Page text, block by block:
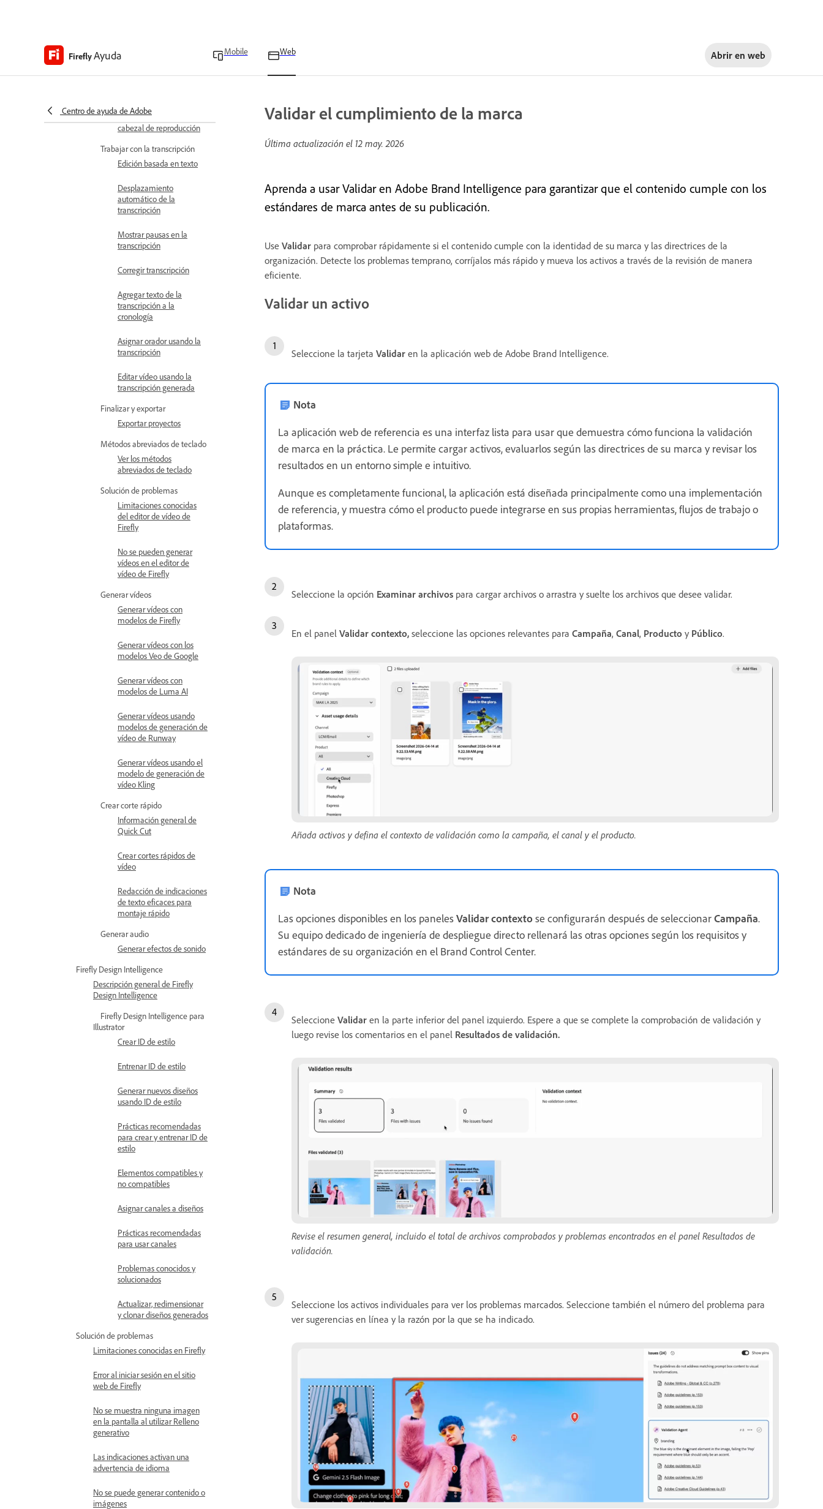
FireflyAyuda Mobile Web Abrir en web
Centro de ayuda de Adobe
Recortar final hasta el
cabezal de reproducción
Trabajar con la transcripción
Edición basada en texto
Desplazamiento
automático de la
transcripción
Mostrar pausas en la
transcripción
Corregir transcripción
Agregar texto de la
transcripción a la
cronología
Asignar orador usando la
transcripción
Editar vídeo usando la
transcripción generada
Finalizar y exportar
Exportar proyectos
Métodos abreviados de teclado
Ver los métodos
abreviados de teclado
Solución de problemas
Limitaciones conocidas
del editor de vídeo de
Firefly
No se pueden generar
vídeos en el editor de
vídeo de Firefly
Generar vídeos
Generar vídeos con
modelos de Firefly
Generar vídeos con los
modelos Veo de Google
Generar vídeos con
modelos de Luma AI
Generar vídeos usando
modelos de generación de
vídeo de Runway
Generar vídeos usando el
modelo de generación de
vídeo Kling
Crear corte rápido
Información general de
Quick Cut
Crear cortes rápidos de
vídeo
Redacción de indicaciones
de texto eficaces para
montaje rápido
Generar audio
Generar efectos de sonido
Firefly Design Intelligence
Descripción general de Firefly
Design Intelligence
Firefly Design Intelligence para
Illustrator
Crear ID de estilo
Entrenar ID de estilo
Generar nuevos diseños
usando ID de estilo
Prácticas recomendadas
para crear y entrenar ID de
estilo
Elementos compatibles y
no compatibles
Asignar canales a diseños
Prácticas recomendadas
para usar canales
Problemas conocidos y
solucionados
Actualizar, redimensionar
y clonar diseños generados
Solución de problemas
Limitaciones conocidas en Firefly
Error al iniciar sesión en el sitio
web de Firefly
No se muestra ninguna imagen
en la pantalla al utilizar Relleno
generativo
Las indicaciones activan una
advertencia de idioma
No se puede generar contenido o
imágenes
Validar el cumplimiento de la marca
Última actualización el 12 may. 2026
Aprenda a usar Validar en Adobe Brand Intelligence para garantizar que el contenido cumple con los
estándares de marca antes de su publicación.
Use Validar para comprobar rápidamente si el contenido cumple con la identidad de su marca y las directrices de la
organización. Detecte los problemas temprano, corríjalos más rápido y mueva los activos a través de la revisión de manera
eficiente.
Validar un activo
Seleccione la tarjeta Validar en la aplicación web de Adobe Brand Intelligence.
Nota
La aplicación web de referencia es una interfaz lista para usar que demuestra cómo funciona la validación
de marca en la práctica. Le permite cargar activos, evaluarlos según las directrices de su marca y revisar los
resultados en un entorno simple e intuitivo.
Aunque es completamente funcional, la aplicación está diseñada principalmente como una implementación
de referencia, y muestra cómo el producto puede integrarse en sus propias herramientas, flujos de trabajo o
plataformas.
Seleccione la opción Examinar archivos para cargar archivos o arrastra y suelte los archivos que desee validar.
En el panel Validar contexto, seleccione las opciones relevantes para Campaña, Canal, Producto y Público.
Añada activos y defina el contexto de validación como la campaña, el canal y el producto.
Nota
Las opciones disponibles en los panelesValidar contextose configurarán después de seleccionarCampaña.
Su equipo dedicado de ingeniería de despliegue directo rellenará las otras opciones según los requisitos y
estándares de su organización en el Brand Control Center.
Seleccione Validar en la parte inferior del panel izquierdo. Espere a que se complete la comprobación de validación y
luego revise los comentarios en el panel Resultados de validación.
Revise el resumen general, incluido el total de archivos comprobados y problemas encontrados en el panel Resultados de
validación.
Seleccione los activos individuales para ver los problemas marcados. Seleccione también el número del problema para
ver sugerencias en línea y la razón por la que se ha indicado.